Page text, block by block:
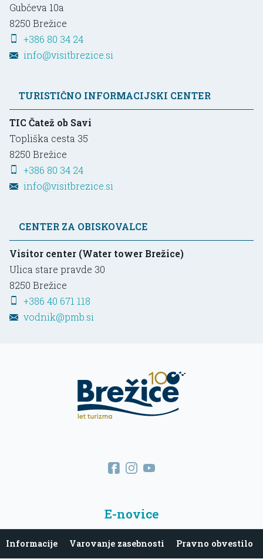
Gubčeva 10a
8250 Brežice
+386 80 34 24
info@visitbrezice.si
TURISTIČNO INFORMACIJSKI CENTER
TIC Čatež ob Savi
Topliška cesta 35
8250 Brežice
+386 80 34 24
info@visitbrezice.si
CENTER ZA OBISKOVALCE
Visitor center (Water tower Brežice)
Ulica stare pravde 30
8250 Brežice
+386 40 671 118
vodnik@pmb.si
E-novice
Informacije Varovanje zasebnosti Pravno obvestilo